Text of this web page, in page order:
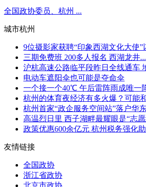
全国政协委员、杭州 ...
城市杭州
9位摄影家获聘“印象西湖文化大使”
三期免费班 200多人报名 西湖龙井...
沪杭高速公路临平段昨日全线通车
电动车遮阳伞也可能是夺命伞
一个接一个40℃ 午后雷阵雨成唯一
杭州的体育夜经济有多火爆？可能
杭州首家“政企服务空间站”落户华
高温烈日里 西子湖畔最耀眼是“志
政策优惠600余亿元 杭州税务强化
友情链接
全国政协
浙江省政协
北京市政协